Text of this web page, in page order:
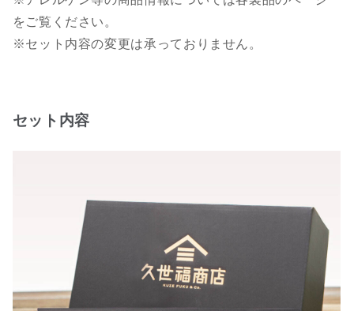
をご覧ください。
※セット内容の変更は承っておりません。
セット内容